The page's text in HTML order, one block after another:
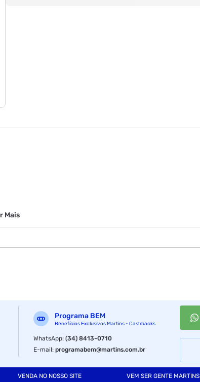
Mais
Programa BEM
Benefícios Exclusivos Martins - Cashbacks
WhatsApp:(34) 8413-0710
E-mail:programabem@martins.com.br
VENDA NO NOSSO SITE VEM SER GENTE MARTINS